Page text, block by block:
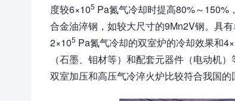
度较6×105 Pa氮气冷却时提高80%～150%
合金油淬钢，如较大尺寸的9Mn2V钢。具
2×105 Pa氮气冷却的双室炉的冷却效果和
（石墨、钼材等）和配套元器件（电动机
双室加压和高压气冷淬火炉比较符合我国的